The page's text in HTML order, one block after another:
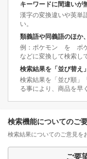
キーワードに間違いが
漢字の変換違いや英単
い。
類義語や同義語のほか
例：ポケモン を ポケ
などに変換して検索し
検索結果を「並び替え
検索結果を「並び順」
る事により、商品を早
検索機能についてのご
検索結果についてのご意見を
ご要